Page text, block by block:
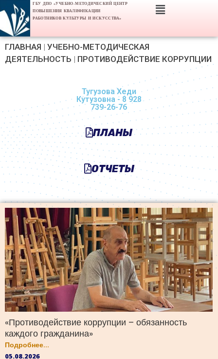
ГБУ ДПО «УЧЕБНО-МЕТОДИЧЕСКИЙ ЦЕНТР
ПОВЫШЕНИЯ КВАЛИФИКАЦИИ
РАБОТНИКОВ КУЛЬТУРЫ И ИСКУССТВА»
ГЛАВНАЯ | УЧЕБНО-МЕТОДИЧЕСКАЯ
ДЕЯТЕЛЬНОСТЬ | ПРОТИВОДЕЙСТВИЕ КОРРУПЦИИ
Тугузова Хеди
Кутузовна - 8 928
739-26-76
ПЛАНЫ
ОТЧЕТЫ
«Противодействие коррупции – обязанность
каждого гражданина»
Подробнее...
05.08.2026